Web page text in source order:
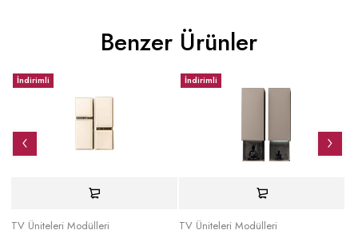
Benzer Ürünler
İndirimli
TV Üniteleri Modülleri
İndirimli
TV Üniteleri Modülleri